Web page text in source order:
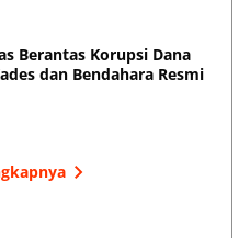
Berantas Korupsi Dana
dan Bendahara Resmi